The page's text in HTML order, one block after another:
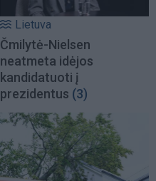
Lietuva
Čmilytė-Nielsen
neatmeta idėjos
kandidatuoti į
prezidentus (3)